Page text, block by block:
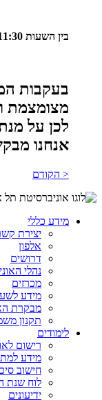
בין השעות 10:00-11:30 בלבד.
בעקבות
מצומצמת
לכן על
אנחנו
< הקודם
מידע כללי
יצירת
אלפון
דרושים
נהלי
מכרזים
מידע
מבקרת
תקנון
לימודים
רישום
מידע
חישוב
לוח שנת
ידיעונים